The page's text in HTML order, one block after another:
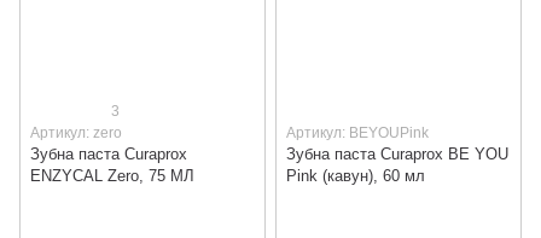
3
Артикул: zero
Зубна паста Curaprox
ENZYCAL Zero, 75 МЛ
Артикул: BEYOUPink
Зубна паста Curaprox BE YOU
Pink (кавун), 60 мл